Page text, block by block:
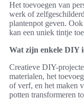
Het toevoegen van
werk of
plantenpot geven.
kan een uniek tintje
Wat zijn enkele DIY
Creatieve DIY-
materialen, het
of verf, en het maken
potten transformeren